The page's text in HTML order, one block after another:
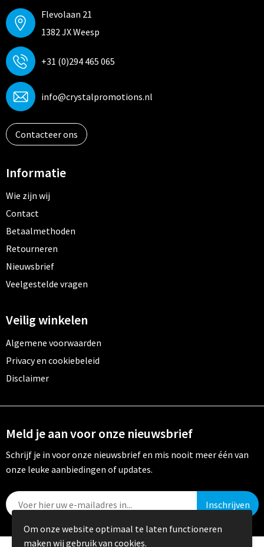
Flevolaan 21
1382 JX Weesp
+31 (0)294 465 065
info@crystalpromotions.nl
Contacteer ons
Informatie
Wie zijn wij
Contact
Betaalmethoden
Retourneren
Nieuwsbrief
Veelgestelde vragen
Veilig winkelen
Algemene voorwaarden
Privacy en cookiebeleid
Disclaimer
Meld je aan voor onze nieuwsbrief
Schrijf je in voor onze nieuwsbrief en mis nooit meer één van
onze leuke aanbiedingen of updates.
Om onze website optimaal te laten functioneren
maken wij gebruik van cookies.